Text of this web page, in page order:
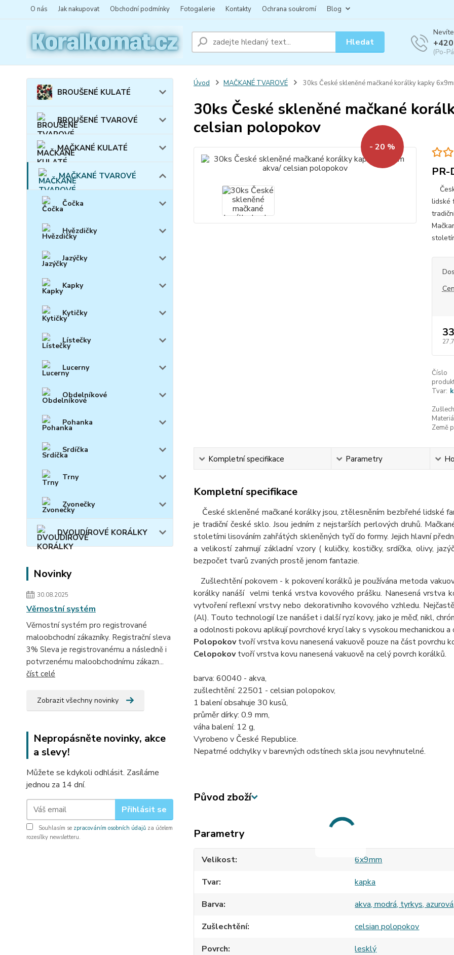
O nás Jak nakupovat Obchodní podmínky Fotogalerie Kontakty Ochrana soukromí Blog
Hledat
(Po-
BROUŠENÉ KULATÉ
BROUŠENÉ TVAROVÉ
MAČKANÉ KULATÉ
MAČKANÉ TVAROVÉ
Čočka
Hvězdičky
Jazýčky
Kapky
Kytičky
Lístečky
Lucerny
Obdelníkové
Pohanka
Srdíčka
Trny
Zvonečky
DVOUDÍROVÉ KORÁLKY
Novinky
30.08.2025
Věrnostní systém
Věrnostní systém pro registrované
maloobchodní zákazníky. Registrační sleva
3% Sleva je registrovanému a následně i
potvrzenému maloobchodnímu zákazn...
číst celé
Zobrazit všechny novinky
Nepropásněte novinky, akce
a slevy!
Můžete se kdykoli odhlásit. Zasíláme
jednou za 14 dní.
Přihlásit se
Souhlasím se zpracováním osobních údajů za účelem
rozesílky newsletteru.
Úvod MAČKANÉ TVAROVÉ 30ks České skleněné mačkané korálky kapky
30ks České skleněné mačkané
celsian polopokov
- 20 %
PR-
lidské
Číslo
Tvar:
Země
Kompletní specifikace Parametry
Kompletní specifikace
České skleněné mačkané korálky jsou, ztělesněním bezbřehé lidské
je tradiční české sklo. Jsou jedním z nejstarších perlových druhů.
stoletími lisováním zahřátých skleněných tyčí do formy. Jejich hlavní
a velikostí zahrnují základní vzory ( kuličky, kostičky, srdíčka, olivy,
bezpočet tvarů zvaných prostě jenom fantazie.
Zušlechtění pokovem - k pokovení korálků je používána metoda
korálky nanáší velmi tenká vrstva kovového prášku. Nanesená vrstva
vytvoření reflexní vrstvy nebo dekorativního kovového vzhledu.
(Al). Touto technologií lze nanášet i další ryzí kovy, jako je měď, nikl,
a odolnosti pokovu aplikují povrchové krycí laky s vysokou mechanickou a
Polopokovtvoří vrstva kovu nanesená vakuově pouze na část povrchu
Celopokovtvoří vrstva kovu nanesená vakuově na celý povrch korálků.
barva: 60040 - akva,
zušlechtění: 22501 - celsian polopokov,
1 balení obsahuje 30 kusů,
průměr dírky: 0.9 mm,
váha balení: 12 g,
Vyrobeno v České Republice.
Nepatrné odchylky v barevných odstínech skla jsou nevyhnutelné.
Původ zboží
Parametry
Velikost
6x9mm
Tvar
kapka
Barva
akva, modrá, tyrkys,
Zušlechtění
celsian polopokov
Povrch
lesklý